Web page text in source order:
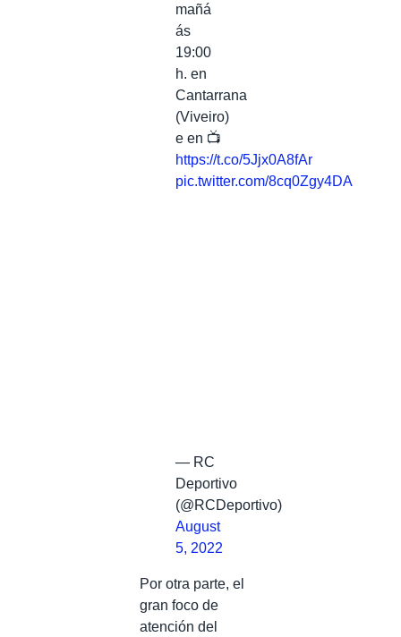
mañá
ás
19:00
h. en
Cantarrana
(Viveiro)
e en 📺
https://t.co/5Jjx0A8fAr
pic.twitter.com/8cq0Zgy4DA
— RC
Deportivo
(@RCDeportivo)
August
5, 2022
Por otra parte, el
gran foco de
atención del